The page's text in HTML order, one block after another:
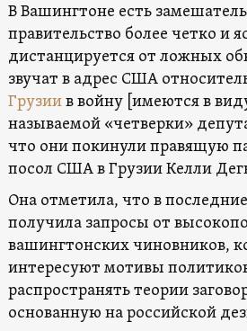
В Вашингтоне есть
правительство более четко и
дистанцируется от ложных
звучат в адрес США
Грузиив войну [имеются в
называемой «четверки»
что они покинули правящую
посол США в Грузии Келли
Она отметила, что в
получила запросы от
вашингтонских чиновников,
интересуют мотивы
распространять теории
основанную на российской